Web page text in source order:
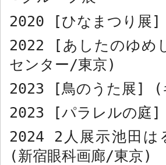
2020 [ひなまつり展 ]
2022 [ あしたのゆめ
センター/東京)
2023 [鳥のうた展 ] (
2023 [パラレルの庭 ]
2024 2 人展示池田は
(新宿眼科画廊/東京)